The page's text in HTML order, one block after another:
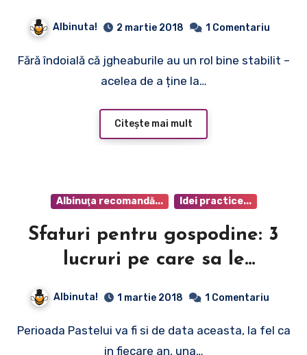
Albinuta! 2 martie 2018 1 Comentariu
Fără îndoială că jgheaburile au un rol bine stabilit –
acelea de a ține la…
Citește mai mult
Albinuţa recomandă... Idei practice...
Sfaturi pentru gospodine: 3
lucruri pe care sa le
achizitioneazi inainte de
Albinuta! 1 martie 2018 1 Comentariu
Perioada Pastelui va fi si de data aceasta, la fel ca
in fiecare an, una…